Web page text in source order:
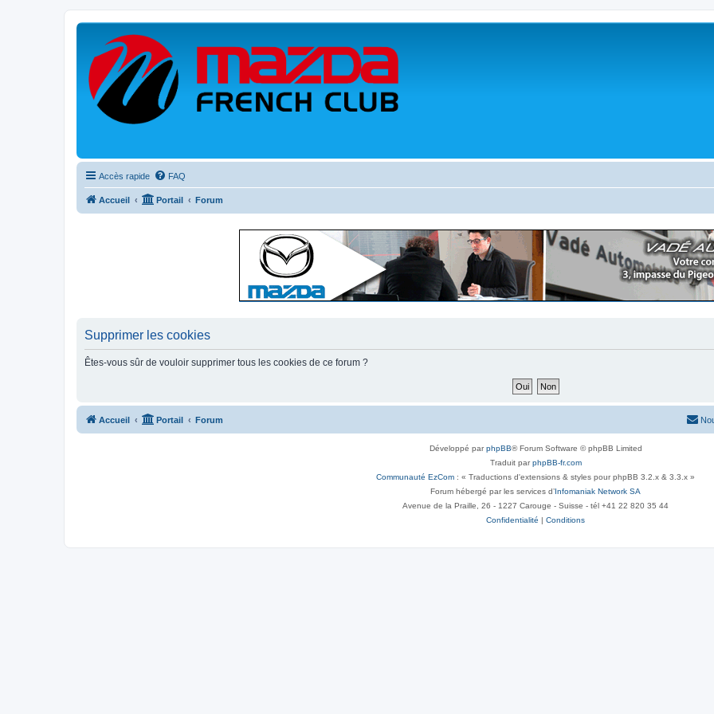
Accès rapide FAQ
Accueil Portail Forum
Supprimer les cookies
Êtes-vous sûr de vouloir supprimer tous les cookies de ce forum ?
Accueil Portail Forum
Développé parphpBB® Forum Software © phpBB Limited
Traduit parphpBB-fr.com
Communauté EzCom : « Traductions d'extensions & styles pour phpBB 3.2.x & 3.3.x »
Forum hébergé par les services d’Infomaniak Network SA
Avenue de la Praille, 26 - 1227 Carouge - Suisse - tél +41 22 820 35 44
Confidentialité | Conditions